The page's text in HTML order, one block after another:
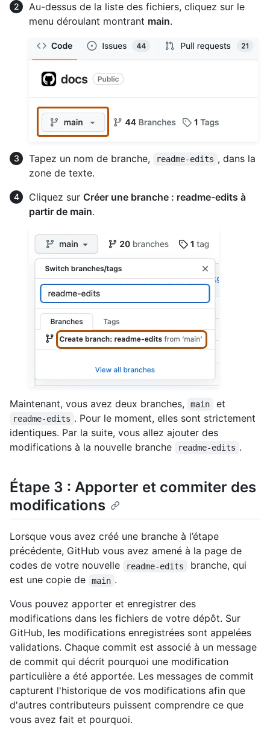
Au-dessus de la liste des fichiers, cliquez sur le
menu déroulant montrant main.
Tapez un nom de branche, readme-edits , dans la
zone de texte.
Cliquez sur Créer une branche : readme-edits à
partir de main.
Maintenant, vous avez deux branches, main et
readme-edits . Pour le moment, elles sont strictement
identiques. Par la suite, vous allez ajouter des
modifications à la nouvelle branche
readme-edits .
Étape 3 : Apporter et commiter des
modifications
Lorsque vous avez créé une branche à l’étape
précédente, GitHub vous avez amené à la page de
codes de votre nouvelle
readme-edits
branche, qui
est une copie de
main .
Vous pouvez apporter et enregistrer des
modifications dans les fichiers de votre dépôt. Sur
GitHub, les modifications enregistrées sont appelées
validations. Chaque commit est associé à un message
de commit qui décrit pourquoi une modification
particulière a été apportée. Les messages de commit
capturent l'historique de vos modifications afin que
d'autres contributeurs puissent comprendre ce que
vous avez fait et pourquoi.